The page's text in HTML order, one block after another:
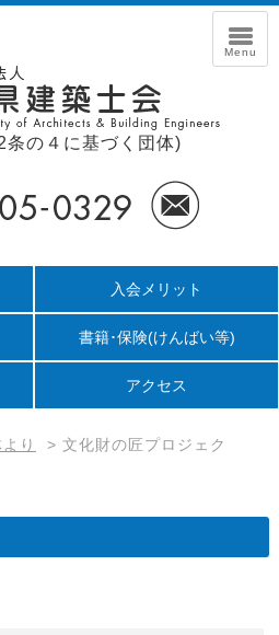
条の４に基づく団体)
入会メリット
書籍･保険(けんばい等)
アクセス
り > 文化財の匠プロジェク